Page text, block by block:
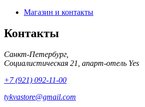
Магазин и контакты
Контакты
Санкт-Петербург,
Социалистическая 21, апарт-отель Yes
+7 (921) 092-11-00
tykvastore@gmail.com